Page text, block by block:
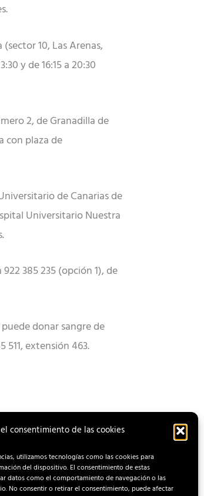
consentimiento de las cookies
utilizamos tecnologías como las cookies para
del dispositivo. El consentimiento de estas
datos como el comportamiento de navegación o las
No consentir o retirar el consentimiento, puede afectar
10, Las Arenas,
y de 16:15 a 20:30
2, de Granadilla de
con plaza de
de Canarias de
Universitario Nuestra
385 235 (opción 1), de
donar sangre de
511, extensión 463.